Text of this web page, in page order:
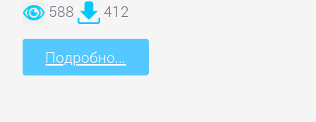
588 412
Подробно...
О
бизнесе
популярно